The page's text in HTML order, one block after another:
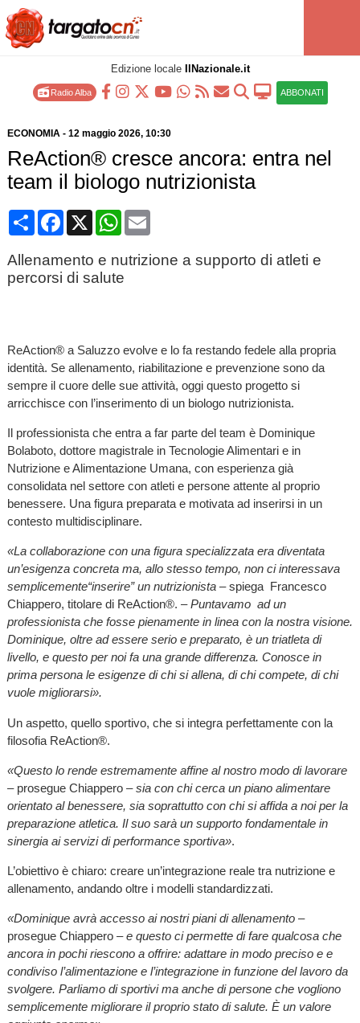
Edizione locale IlNazionale.it
Radio Alba ABBONATI
ECONOMIA- 12 maggio 2026, 10:30
ReAction® cresce ancora: entra nel
team il biologo nutrizionista
CondividiFacebook
X WhatsApp
Email
Allenamento e nutrizione a supporto di atleti e
percorsi di salute
ReAction® a Saluzzo evolve e lo fa restando fedele alla propria
identità. Se allenamento, riabilitazione e prevenzione sono da
sempre il cuore delle sue attività, oggi questo progetto si
arricchisce con l’inserimento di un biologo nutrizionista.
Il professionista che entra a far parte del team è Dominique
Bolaboto, dottore magistrale in Tecnologie Alimentari e in
Nutrizione e Alimentazione Umana, con esperienza già
consolidata nel settore con atleti e persone attente al proprio
benessere. Una figura preparata e motivata ad inserirsi in un
contesto multidisciplinare.
«La collaborazione con una figura specializzata era diventata
un’esigenza concreta ma, allo stesso tempo, non ci interessava
semplicemente“inserire” un nutrizionista– spiega Francesco
Chiappero, titolare di ReAction®. –Puntavamo ad un
professionista che fosse pienamente in linea con la nostra visione.
Dominique, oltre ad essere serio e preparato, è un triatleta di
livello, e questo per noi fa una grande differenza. Conosce in
prima persona le esigenze di chi si allena, di chi compete, di chi
vuole migliorarsi».
Un aspetto, quello sportivo, che si integra perfettamente con la
filosofia ReAction®.
«Questo lo rende estremamente affine al nostro modo di lavorare
– prosegue Chiappero –sia con chi cerca un piano alimentare
orientato al benessere, sia soprattutto con chi si affida a noi per la
preparazione atletica. Il suo sarà un supporto fondamentale in
sinergia ai servizi di performance sportiva».
L’obiettivo è chiaro: creare un’integrazione reale tra nutrizione e
allenamento, andando oltre i modelli standardizzati.
«Dominique avrà accesso ai nostri piani di allenamento–
prosegue Chiappero –e questo ci permette di fare qualcosa che
ancora in pochi riescono a offrire: adattare in modo preciso e e
condiviso l’alimentazione e l’integrazione in funzione del lavoro da
svolgere. Parliamo di sportivi ma anche di persone che vogliono
semplicemente migliorare il proprio stato di salute. È un valore